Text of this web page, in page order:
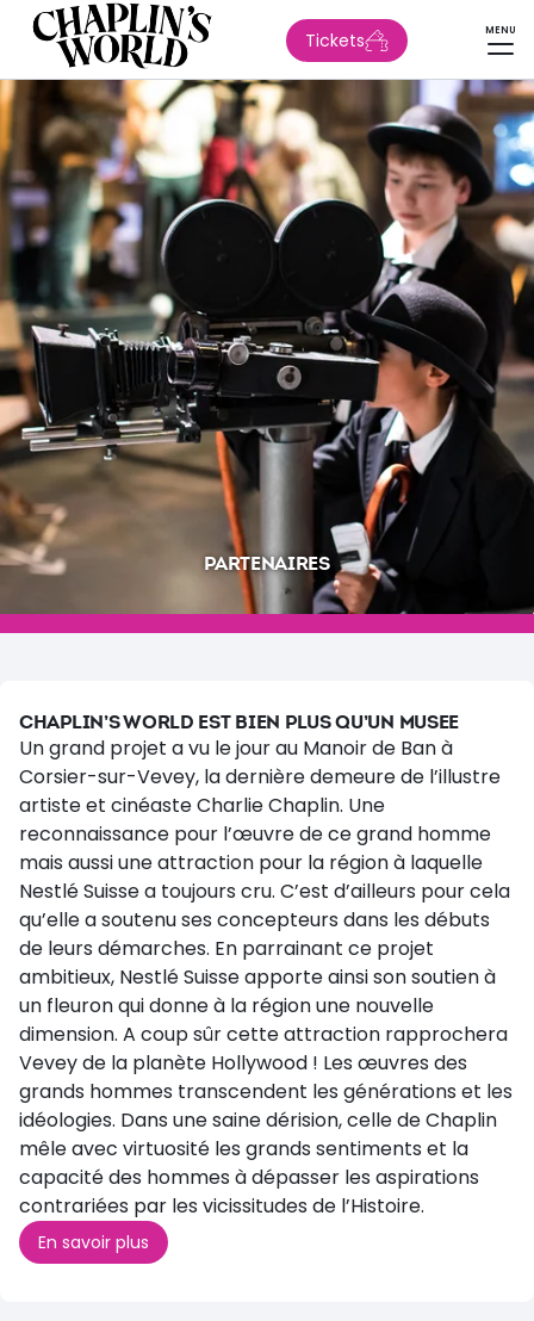
Tickets MENU
PARTENAIRES
CHAPLIN’S WORLD EST BIEN PLUS QU’UN MUSEE
Un grand projet a vu le jour au Manoir de Ban à
Corsier-sur-Vevey, la dernière demeure de l’illustre
artiste et cinéaste Charlie Chaplin. Une
reconnaissance pour l’œuvre de ce grand homme
mais aussi une attraction pour la région à laquelle
Nestlé Suisse a toujours cru. C’est d’ailleurs pour cela
qu’elle a soutenu ses concepteurs dans les débuts
de leurs démarches. En parrainant ce projet
ambitieux, Nestlé Suisse apporte ainsi son soutien à
un fleuron qui donne à la région une nouvelle
dimension. A coup sûr cette attraction rapprochera
Vevey de la planète Hollywood ! Les œuvres des
grands hommes transcendent les générations et les
idéologies. Dans une saine dérision, celle de Chaplin
mêle avec virtuosité les grands sentiments et la
capacité des hommes à dépasser les aspirations
contrariées par les vicissitudes de l’Histoire.
En savoir plus